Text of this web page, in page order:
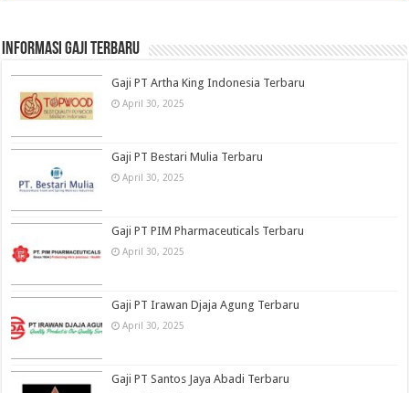
informasi gaji terbaru
Gaji PT Artha King Indonesia Terbaru
April 30, 2025
Gaji PT Bestari Mulia Terbaru
April 30, 2025
Gaji PT PIM Pharmaceuticals Terbaru
April 30, 2025
Gaji PT Irawan Djaja Agung Terbaru
April 30, 2025
Gaji PT Santos Jaya Abadi Terbaru